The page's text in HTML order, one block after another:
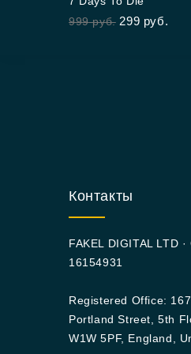
out of 5
999руб. 299 руб.
Контакты
FAKEL DIGITAL LTD
16154931
Registered Office:
Portland Street, 5th
W1W 5PF, England,